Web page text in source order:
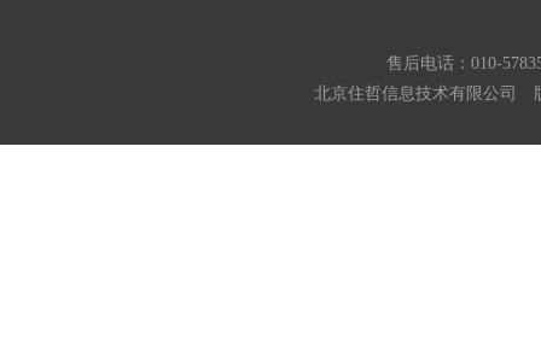
售后电话：010-
北京住哲信息技术有限公司